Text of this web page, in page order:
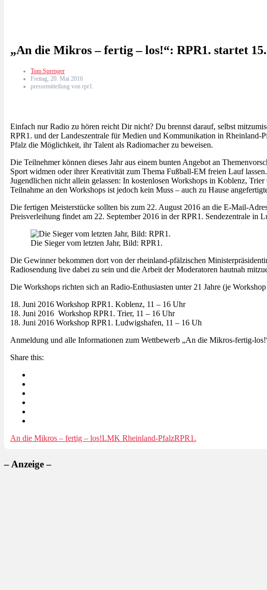
„An die Mikros – fertig – los!“: RPR1. startet
Tom Sprenger
Freitag, 20. Mai 2016
pressemitteilung von rpr1.
Einfach nur Radio zu hören reicht Dir nicht? Du brennst darauf, selbst
RPR1. und der Landeszentrale für Medien und Kommunikation in
Pfalz die Möglichkeit, ihr Talent als Radiomacher zu beweisen.
Die Teilnehmer können dieses Jahr aus einem bunten Angebot an
Sport widmen oder ihrer Kreativität zum Thema Fußball-EM freien Lauf
Jugendlichen nicht allein gelassen: In kostenlosen Workshops in Koblenz,
Teilnahme an den Workshops ist jedoch kein Muss – auch zu Hause
Die fertigen Meisterstücke sollten bis zum 22. August 2016 an die E-Mail-
Preisverleihung findet am 22. September 2016 in der RPR1. Sendezentrale in
Die Sieger vom letzten Jahr, Bild: RPR1.
Die Gewinner bekommen dort von der rheinland-pfälzischen
Radiosendung live dabei zu sein und die Arbeit der Moderatoren hautnah
Die Workshops richten sich an Radio-Enthusiasten unter 21 Jahre (je
18. Juni 2016 Workshop RPR1. Koblenz, 11 – 16 Uhr
18. Juni 2016 Workshop RPR1. Trier, 11 – 16 Uhr
18. Juni 2016 Workshop RPR1. Ludwigshafen, 11 – 16 Uh
Anmeldung und alle Informationen zum Wettbewerb „An die Mikros-fertig-
Share this:
An die Mikros – fertig – los!LMK Rheinland-PfalzRPR1.
– Anzeige –